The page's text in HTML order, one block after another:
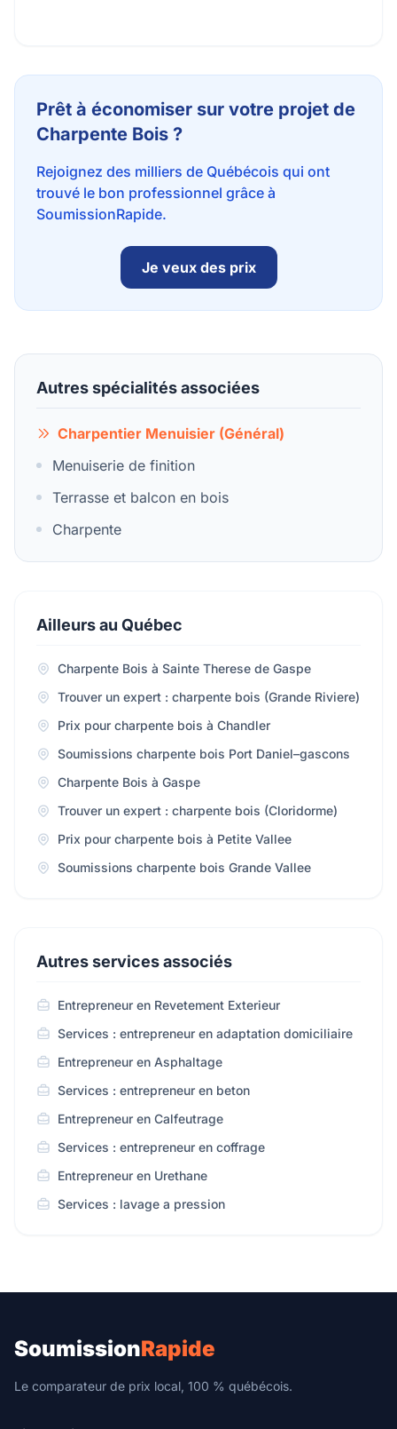
Prêt à économiser sur votre projet de
Charpente Bois ?
Rejoignez des milliers de Québécois qui ont
trouvé le bon professionnel grâce à
SoumissionRapide.
Je veux des prix
Autres spécialités associées
Charpentier Menuisier (Général)
Menuiserie de finition
Terrasse et balcon en bois
Charpente
Ailleurs au Québec
Charpente Bois à Sainte Therese de Gaspe
Trouver un expert : charpente bois (Grande Riviere)
Prix pour charpente bois à Chandler
Soumissions charpente bois Port Daniel–gascons
Charpente Bois à Gaspe
Trouver un expert : charpente bois (Cloridorme)
Prix pour charpente bois à Petite Vallee
Soumissions charpente bois Grande Vallee
Autres services associés
Entrepreneur en Revetement Exterieur
Services : entrepreneur en adaptation domiciliaire
Entrepreneur en Asphaltage
Services : entrepreneur en beton
Entrepreneur en Calfeutrage
Services : entrepreneur en coffrage
Entrepreneur en Urethane
Services : lavage a pression
SoumissionRapide
Le comparateur de prix local, 100 % québécois.